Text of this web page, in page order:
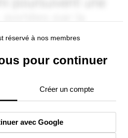
réservé à nos membres
pour continuer
Créer un compte
avec Google